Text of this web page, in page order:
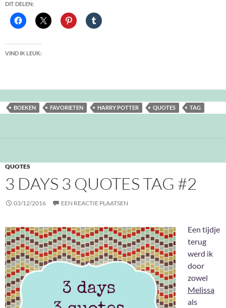
DIT DELEN:
VIND IK LEUK:
BOEKEN FAVORIETEN HARRY POTTER QUOTES TAG
QUOTES
3 DAYS 3 QUOTES TAG #2
03/12/2016 EEN REACTIE PLAATSEN
Een tijdje
terug
werd ik
door
zowel
Melissa
als